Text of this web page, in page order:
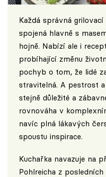
Každá správná
spojená hlavně s
hojně. Nabízí ale i
probíhající změnu
pochyb o tom, že lidé
stravitelná. A pestrost
stejně důležité a
rovnováha v
navíc plná lákavých
spoustu inspirace.
Kuchařka navazuje na
Pohlreicha z